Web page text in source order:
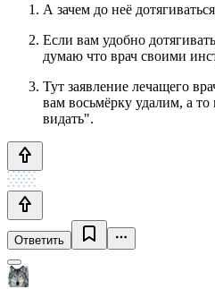
А зачем до неё
Если вам удобно
думаю что врач своими
Тут заявление лечащего
вам восьмёрку удалим, а
видать".
Ответить